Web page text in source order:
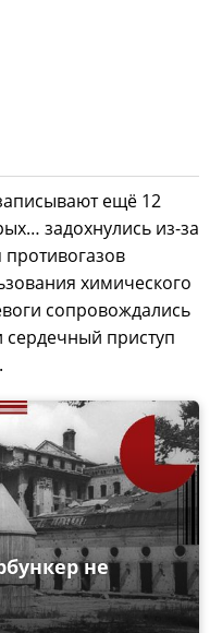
ещё 12
задохнулись из-за
химического
сопровождались
приступ
не